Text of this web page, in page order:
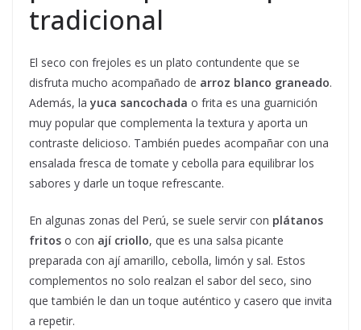
tradicional
El seco con frejoles es un plato contundente que se
disfruta mucho acompañado de arroz blanco graneado.
Además, layuca sancochada o frita es una guarnición
muy popular que complementa la textura y aporta un
contraste delicioso. También puedes acompañar con una
ensalada fresca de tomate y cebolla para equilibrar los
sabores y darle un toque refrescante.
En algunas zonas del Perú, se suele servir con plátanos
fritos o con ají criollo, que es una salsa picante
preparada con ají amarillo, cebolla, limón y sal. Estos
complementos no solo realzan el sabor del seco, sino
que también le dan un toque auténtico y casero que invita
a repetir.